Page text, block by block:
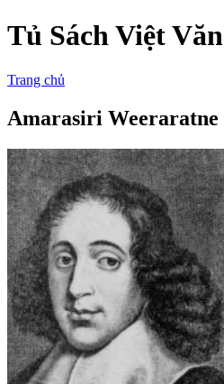
Tủ Sách Việt Văn
Trang chủ
Amarasiri Weeraratne